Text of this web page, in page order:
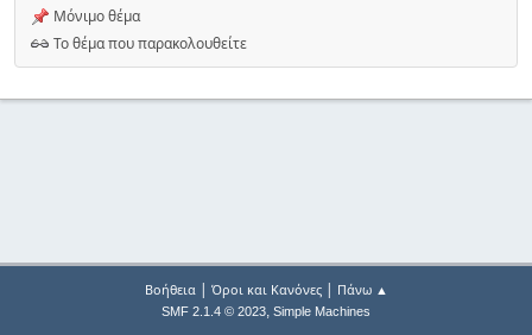
Μόνιμο θέμα
Το θέμα που παρακολουθείτε
Βοήθεια| Όροι και Κανόνες| Πάνω ▲
SMF 2.1.4 © 2023, Simple Machines